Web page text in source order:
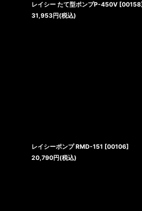
レイシー たて型ポンプP-450V [00158
31,953円(税込)
レイシーポンプ RMD-151 [00106]
20,790円(税込)